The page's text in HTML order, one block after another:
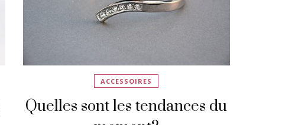
ACCESSOIRES
Quelles sont les tendances du